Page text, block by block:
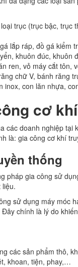
trục (trục bậc,
lắp ráp, đồ gá kiểm
khuôn đúc,
ren, vỏ máy cắt tôn,
chữ V, bánh răng
inox, con lăn nhựa,
cơ
các doanh nghiệp
là: gia công cơ khí
thống
pháp gia công sử
liệu.
sử dụng máy móc
chính là lý do
các sản phẩm thô,
khoan, tiện, phay,…